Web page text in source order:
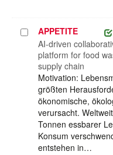
Projekt
auswählen
APPETITE
AI-driven
platform for food
supply chain
Motivation:
größten
ökonomische,
verursacht.
Tonnen essbarer
Konsum
entstehen in…